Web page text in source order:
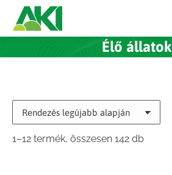
Élő állatok
1–12 termék, összesen 142 dbSorted